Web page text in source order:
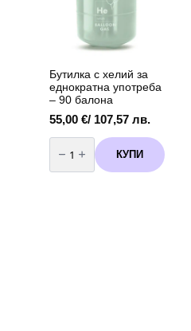
Бутилка с хелий за
еднократна употреба
– 90 балона
55,00 €/ 107,57 лв.
количество
за
Бутилка
с
КУПИ